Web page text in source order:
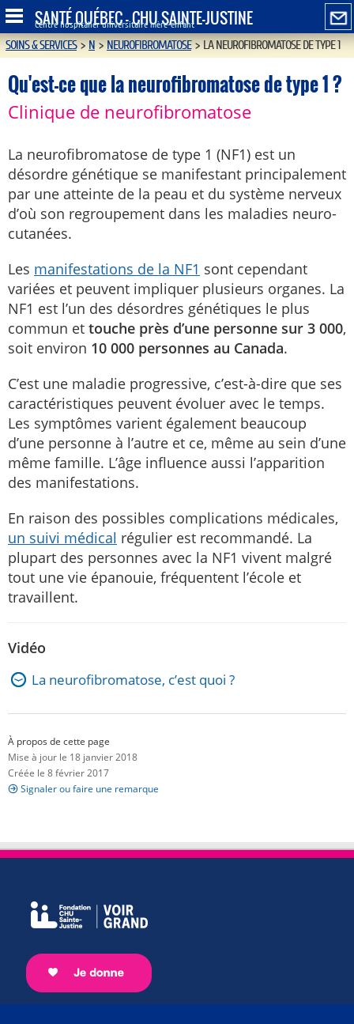
SANTÉ QUÉBEC - CHU SAINTE-JUSTINE
Centre hospitalier universitaire mère-enfant
SOINS & SERVICES>N>NEUROFIBROMATOSE>LA NEUROFIBROMATOSE DE TYPE 1
Qu'est-ce que la neurofibromatose de type 1 ?
Clinique de neurofibromatose
La neurofibromatose de type 1 (NF1) est un
désordre génétique se manifestant principalement
par une atteinte de la peau et du système nerveux
d’où son regroupement dans les maladies neuro-
cutanées.
Les manifestations de la NF1 sont cependant
variées et peuvent impliquer plusieurs organes. La
NF1 est l’un des désordres génétiques le plus
commun et touche près d’une personne sur 3 000,
soit environ 10 000 personnes au Canada.
C’est une maladie progressive, c’est-à-dire que ses
caractéristiques peuvent évoluer avec le temps.
Les symptômes varient également beaucoup
d’une personne à l’autre et ce, même au sein d’une
même famille. L’âge influence aussi l’apparition
des manifestations.
En raison des possibles complications médicales,
un suivi médical régulier est recommandé. La
plupart des personnes avec la NF1 vivent malgré
tout une vie épanouie, fréquentent l’école et
travaillent.
Vidéo
La neurofibromatose, c’est quoi ?
À propos de cette page
Mise à jour le 18 janvier 2018
Créée le 8 février 2017
Signaler ou faire une remarque